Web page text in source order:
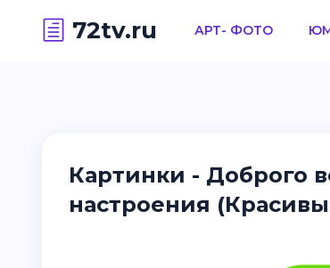
72tv.ru АРТ- ФОТО
Картинки - Доброго
настроения